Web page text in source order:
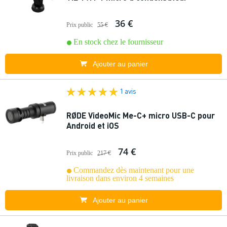
Prix public 55 € 36 €
En stock chez le fournisseur
Ajouter au panier
1 avis
RØDE VideoMic Me-C+ micro USB-C pour
Android et iOS
Prix public 217 € 74 €
Commandez dès maintenant pour une
livraison dans environ 4 semaines
Ajouter au panier